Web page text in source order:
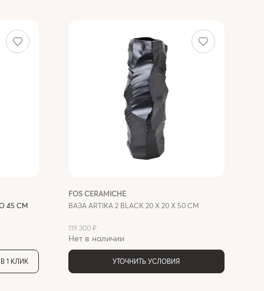
45 СМ
1 КЛИК
FOS CERAMICHE
ВАЗА ARTIKA 2 BLACK 20 X 20 X 50 СМ
119 300 ₽
Нет в наличии
УТОЧНИТЬ УСЛОВИЯ